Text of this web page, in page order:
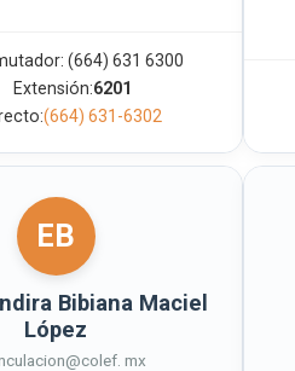
(664) 631 6300
Extensión:6201
(664) 631-6302
EB
Bibiana Maciel
López
mx